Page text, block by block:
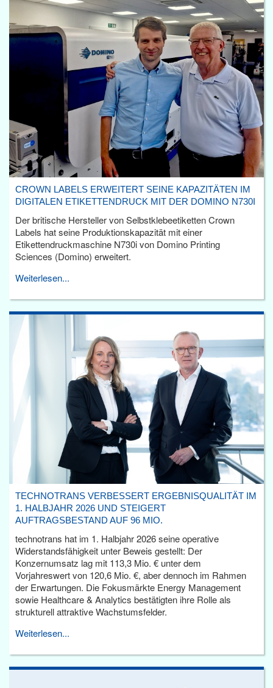
CROWN LABELS ERWEITERT SEINE KAPAZITÄTEN IM
DIGITALEN ETIKETTENDRUCK MIT DER DOMINO N730I
Der britische Hersteller von Selbstklebeetiketten Crown
Labels hat seine Produktionskapazität mit einer
Etikettendruckmaschine N730i von Domino Printing
Sciences (Domino) erweitert.
Weiterlesen...
TECHNOTRANS VERBESSERT ERGEBNISQUALITÄT IM
1. HALBJAHR 2026 UND STEIGERT
AUFTRAGSBESTAND AUF 96 MIO.
technotrans hat im 1. Halbjahr 2026 seine operative
Widerstandsfähigkeit unter Beweis gestellt: Der
Konzernumsatz lag mit 113,3 Mio. € unter dem
Vorjahreswert von 120,6 Mio. €, aber dennoch im Rahmen
der Erwartungen. Die Fokusmärkte Energy Management
sowie Healthcare & Analytics bestätigten ihre Rolle als
strukturell attraktive Wachstumsfelder.
Weiterlesen...